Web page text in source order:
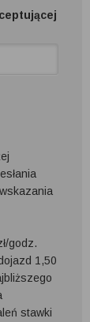
godz.
1,50
stawki